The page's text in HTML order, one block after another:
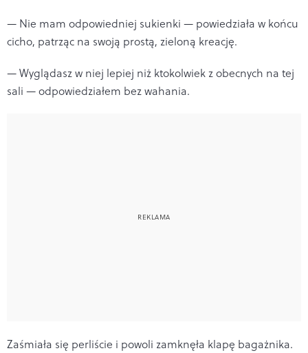
— Nie mam odpowiedniej sukienki — powiedziała w końcu
cicho, patrząc na swoją prostą, zieloną kreację.
— Wyglądasz w niej lepiej niż ktokolwiek z obecnych na tej
sali — odpowiedziałem bez wahania.
Zaśmiała się perliście i powoli zamknęła klapę bagażnika.